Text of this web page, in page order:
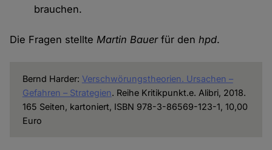
brauchen.
Die Fragen stellte Martin Bauerfür denhpd.
Bernd Harder: Verschwörungstheorien. Ursachen –
Gefahren – Strategien. Reihe Kritikpunkt.e. Alibri, 2018.
165 Seiten, kartoniert, ISBN 978-3-86569-123-1, 10,00
Euro